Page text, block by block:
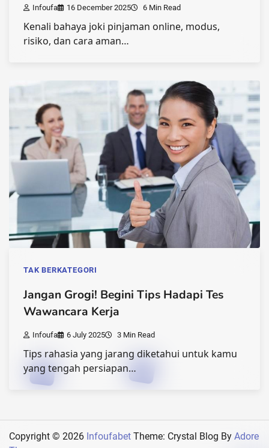
Infoufa 16 December 2025 6 Min Read
Kenali bahaya joki pinjaman online, modus,
risiko, dan cara aman…
TAK BERKATEGORI
Jangan Grogi! Begini Tips Hadapi Tes
Wawancara Kerja
Infoufa 6 July 2025 3 Min Read
Tips rahasia yang jarang diketahui untuk kamu
yang tengah persiapan…
Copyright © 2026 Infoufabet Theme: Crystal Blog By Adore